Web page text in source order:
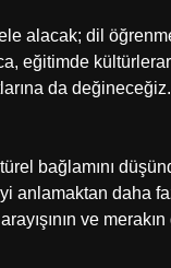
alacak; dil
eğitimde
da değineceğiz.
bağlamını
anlamaktan daha
ve